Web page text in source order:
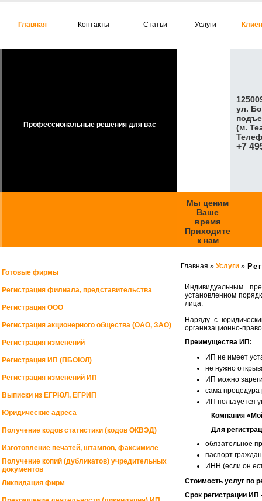
Главная Контакты Статьи Услуги
Профессиональные решения для вас
ул.
(м.
+7
Мы ценим
Ваше
время
Приходите
к нам
Готовые фирмы
Регистрация филиала, представительства
Регистрация ООО
Регистрация акционерного общества (ОАО, ЗАО)
Регистрация изменений
Регистрация ИП (ПБОЮЛ)
Регистрация изменений ИП
Выписки из ЕГРЮЛ, ЕГРИП
Юридические адреса
Получение кодов статистики (кодов ОКВЭД)
Изготовление печатей, штампов, факсимиле
Получение копий (дубликатов) учредительных
документов
Ликвидация фирм
Главная » Услуги »
Индивидуальным
установленном
лица.
Наряду с
организационно-
Преимущества ИП:
ИП не имеет
не нужно
ИП можно
сама
ИП пользуется
Компания
Для
обязательное
паспорт
ИНН (если он
Стоимость услуг по
Срок регистрации ИП